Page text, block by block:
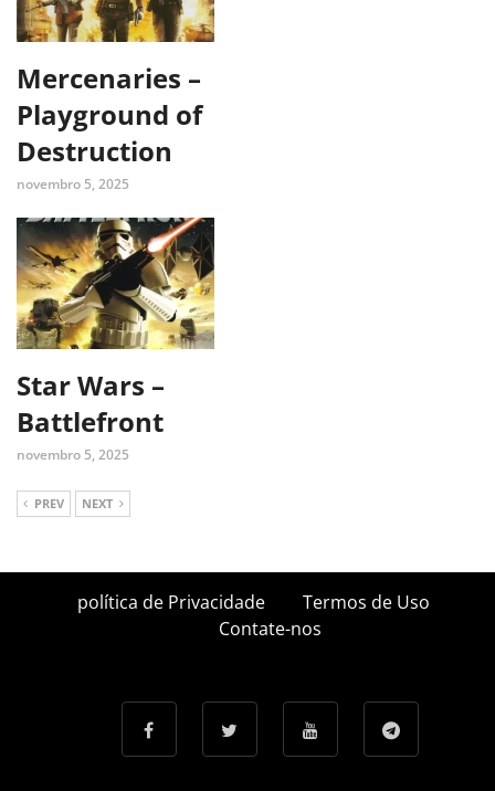
Mercenaries –
Playground of
Destruction
novembro 5, 2025
Star Wars –
Battlefront
novembro 5, 2025
PREV NEXT
política de Privacidade
Termos de Uso
Contate-nos